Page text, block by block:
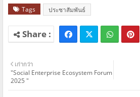
Tags ประชาสัมพันธ์
เก่ากว่า
"Social Enterprise Ecosystem Forum
2025 "